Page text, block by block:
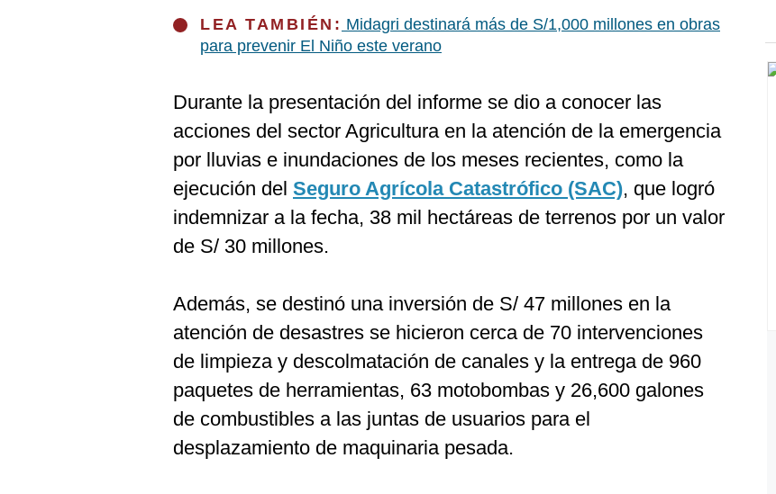
LEA TAMBIÉN: Midagri destinará más de S/1,000 millones en obras
para prevenir El Niño este verano
Durante la presentación del informe se dio a conocer las
acciones del sector Agricultura en la atención de la emergencia
por lluvias e inundaciones de los meses recientes, como la
ejecución del Seguro Agrícola Catastrófico (SAC), que logró
indemnizar a la fecha, 38 mil hectáreas de terrenos por un valor
de S/ 30 millones.
Además, se destinó una inversión de S/ 47 millones en la
atención de desastres se hicieron cerca de 70 intervenciones
de limpieza y descolmatación de canales y la entrega de 960
paquetes de herramientas, 63 motobombas y 26,600 galones
de combustibles a las juntas de usuarios para el
desplazamiento de maquinaria pesada.